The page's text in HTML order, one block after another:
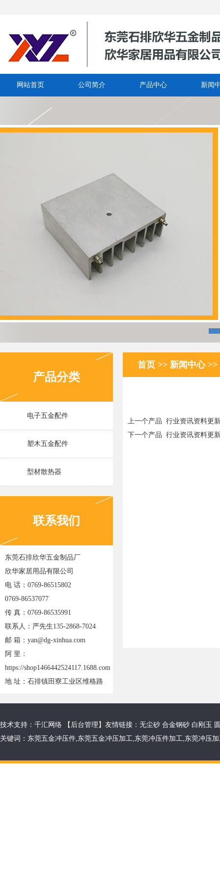
网站首页 公司简介 产品中心 新闻
产品分类
电子五金配件
塑木五金配件
型材散热器
联系我们
东莞石排欣华五金制品厂
欣华家居用品有限公司
电 话：0769-86515802
0769-86537077
传 真：0769-86535991
联系人：严先生135-2868-7024
邮 箱：yan@dg-xinhua.com
阿 里：
https://shop1466442524117.1688.com
地 址：石排镇田寮工业区维格路
首页 >> 新闻中心>>
上一个产品 行业资讯资料更
下一个产品 行业资讯资料更
技术支持：千汇网络 【 后台管理 】友情链接： 无尘砂 合金钢砂 白刚玉
关键词： 东莞五金冲压件,东莞五金冲压加工,东莞冲压件加工,东莞冲压